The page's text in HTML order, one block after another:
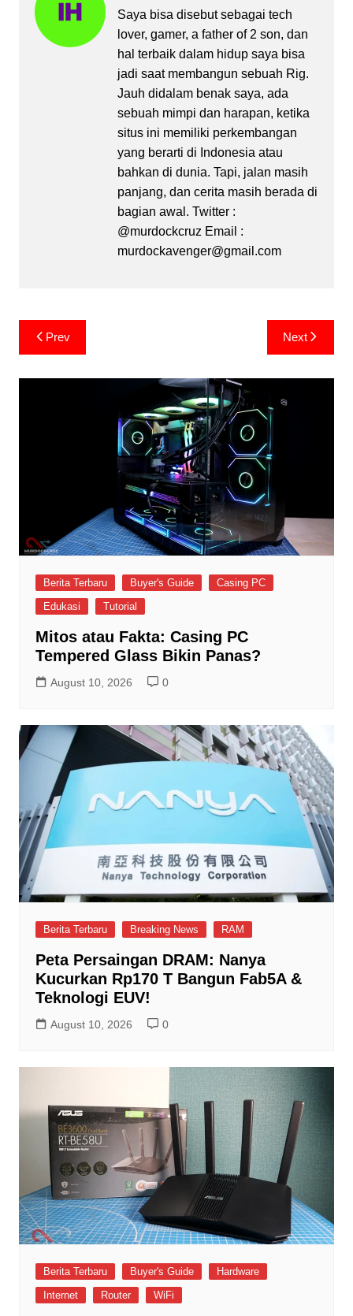
Saya bisa disebut sebagai tech
lover, gamer, a father of 2 son, dan
hal terbaik dalam hidup saya bisa
jadi saat membangun sebuah Rig.
Jauh didalam benak saya, ada
sebuah mimpi dan harapan, ketika
situs ini memiliki perkembangan
yang berarti di Indonesia atau
bahkan di dunia. Tapi, jalan masih
panjang, dan cerita masih berada di
bagian awal. Twitter :
@murdockcruz Email :
murdockavenger@gmail.com
Post
navigation
Prev Next
Berita Terbaru Buyer's Guide
Casing PC
Edukasi
Tutorial
Mitos atau Fakta: Casing PC
Tempered Glass Bikin Panas?
August 10, 2026 0
Berita Terbaru Breaking News RAM
Peta Persaingan DRAM: Nanya
Kucurkan Rp170 T Bangun Fab5A &
Teknologi EUV!
August 10, 2026 0
Berita Terbaru Buyer's Guide
Hardware
Internet
Router WiFi